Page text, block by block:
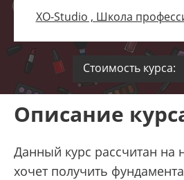
XO-Studio , Школа
Стоимость курса:
Описание
Данный курс рассчитан на
хочет получить